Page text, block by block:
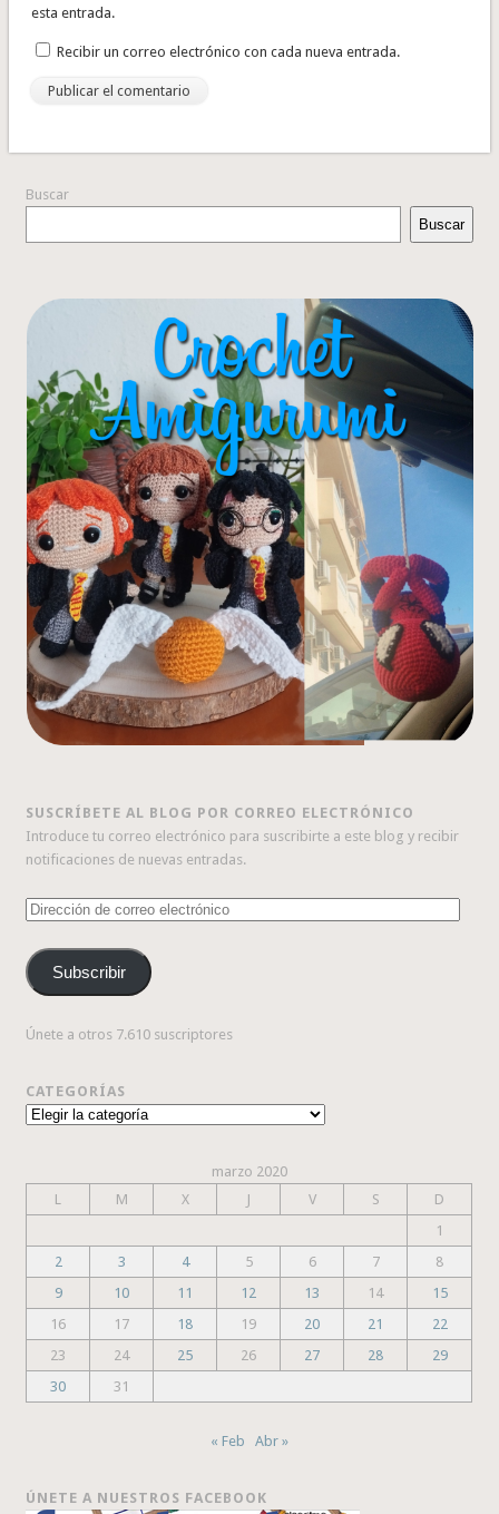
esta entrada.
Recibir un correo electrónico con cada nueva entrada.
Buscar
Buscar
SUSCRÍBETE AL BLOG POR CORREO ELECTRÓNICO
Introduce tu correo electrónico para suscribirte a este blog y recibir
notificaciones de nuevas entradas.
Dirección
correo
electrónico
Subscribir
Únete a otros 7.610 suscriptores
CATEGORÍAS
Categorías
marzo 2020
L
M X J V S
D
1
2
3 4 5 6 7
8
9
10 11 12 13 14
15
16
17 18 19 20 21
22
23
24 25 26 27 28
29
30
31
« Feb Abr »
ÚNETE A NUESTROS FACEBOOK